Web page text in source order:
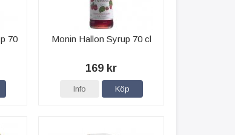
70
Monin Hallon Syrup 70 cl
169 kr
Info Köp